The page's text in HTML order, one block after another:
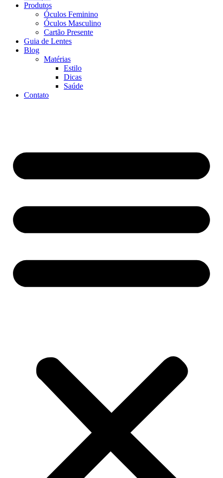
Produtos
Óculos Feminino
Óculos Masculino
Cartão Presente
Guia de Lentes
Blog
Matérias
Estilo
Dicas
Saúde
Contato